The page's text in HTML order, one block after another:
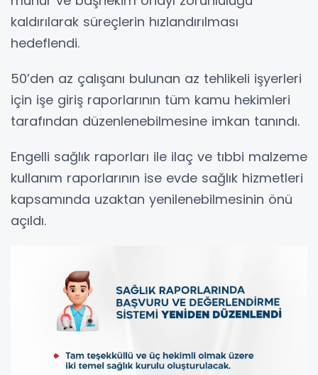
kaldırılarak süreçlerin hızlandırılması
hedeflendi.
50’den az çalışanı bulunan az tehlikeli işyerleri
için işe giriş raporlarının tüm kamu hekimleri
tarafından düzenlenebilmesine imkan tanındı.
Engelli sağlık raporları ile ilaç ve tıbbi malzeme
kullanım raporlarının ise evde sağlık hizmetleri
kapsamında uzaktan yenilenebilmesinin önü
açıldı.